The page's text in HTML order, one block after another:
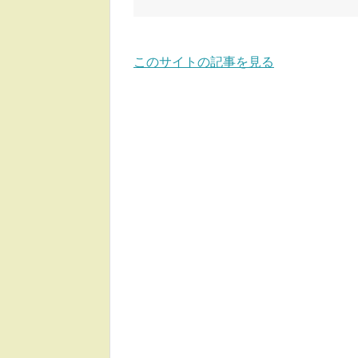
このサイトの記事を見る